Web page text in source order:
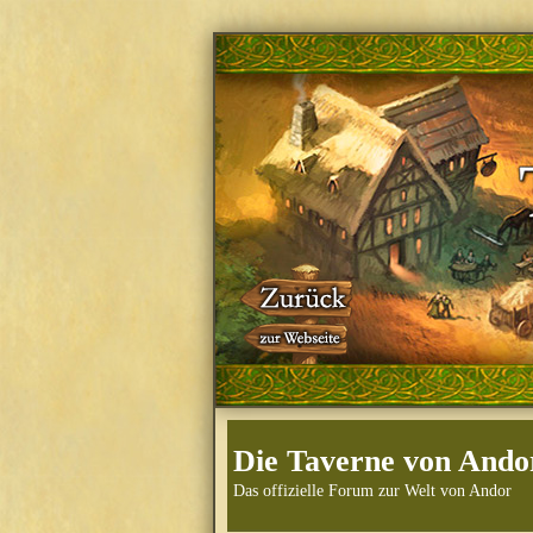
Die Taverne von
Das offizielle Forum zur Welt von Andor